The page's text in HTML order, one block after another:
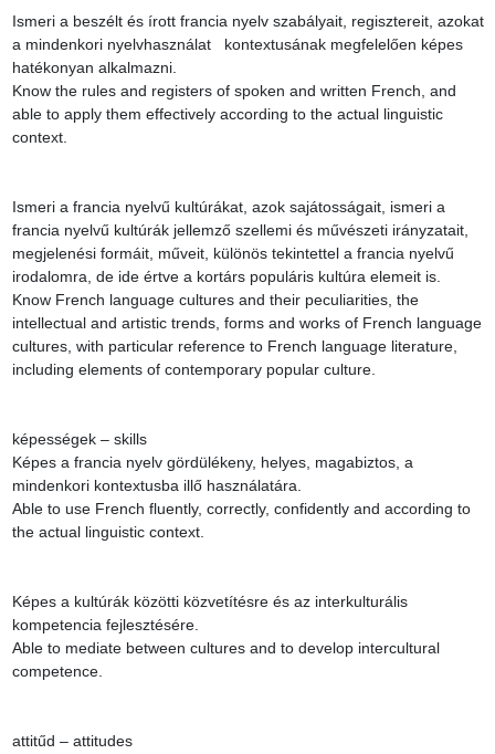
Ismeri a beszélt és írott francia nyelv szabályait, regisztereit, azokat
a mindenkori nyelvhasználat   kontextusának megfelelően képes
hatékonyan alkalmazni.
Know the rules and registers of spoken and written French, and
able to apply them effectively according to the actual linguistic
context.
Ismeri a francia nyelvű kultúrákat, azok sajátosságait, ismeri a
francia nyelvű kultúrák jellemző szellemi és művészeti irányzatait,
megjelenési formáit, műveit, különös tekintettel a francia nyelvű
irodalomra, de ide értve a kortárs populáris kultúra elemeit is.
Know French language cultures and their peculiarities, the
intellectual and artistic trends, forms and works of French language
cultures, with particular reference to French language literature,
including elements of contemporary popular culture.
képességek – skills
Képes a francia nyelv gördülékeny, helyes, magabiztos, a
mindenkori kontextusba illő használatára.
Able to use French fluently, correctly, confidently and according to
the actual linguistic context.
Képes a kultúrák közötti közvetítésre és az interkulturális
kompetencia fejlesztésére.
Able to mediate between cultures and to develop intercultural
competence.
attitűd – attitudes